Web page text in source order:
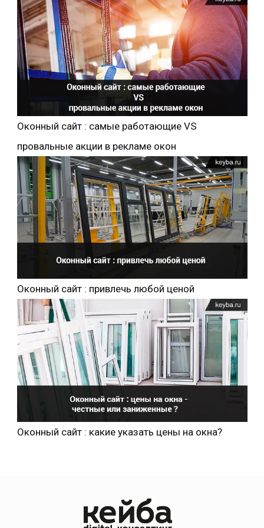
Оконный сайт : самые работающие VS
провальные акции в рекламе окон
Оконный сайт : привлечь любой ценой
Оконный сайт : какие указать цены на окна?